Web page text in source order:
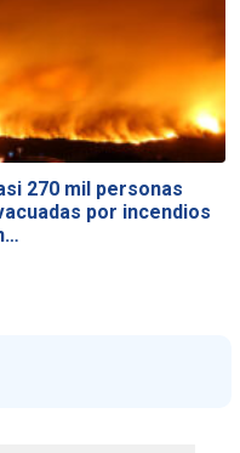
270 mil personas
por incendios